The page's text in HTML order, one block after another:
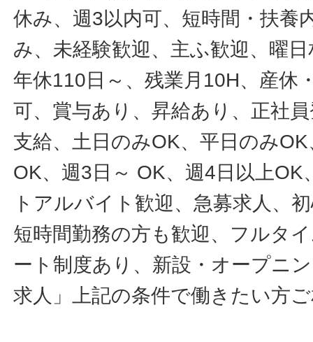
休み、週3以内可、短時間・扶養
み、未経験歓迎、主ふ歓迎、曜
年休110日～、残業月10H、産休
可、賞与あり、昇給あり、正社
支給、土日のみOK、平日のみ
OK、週3日～ OK、週4日以上
トアルバイト歓迎、急募求人、
短時間勤務の方も歓迎、フルタ
ート制度あり、新設・オープニ
求人」上記の条件で働きたい方